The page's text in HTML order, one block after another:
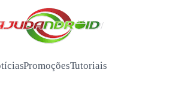
/
PromoçõesTutoriais